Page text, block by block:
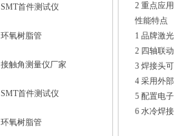
SMT首件测试仪
环氧树脂管
接触角测量仪厂家
SMT首件测试仪
环氧树脂管
2 重点应
性能特点
1 品牌激
2 四轴联
3 焊接头
4 采用外
5 配置电
6 水冷焊